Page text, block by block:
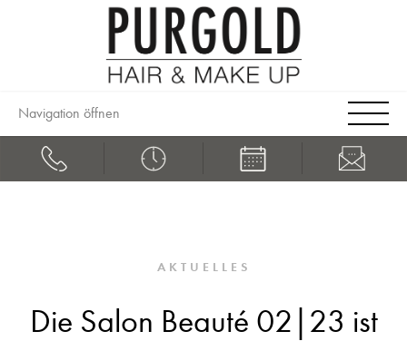
Navigation öffnen
AKTUELLES
Die Salon Beauté 02|23 ist